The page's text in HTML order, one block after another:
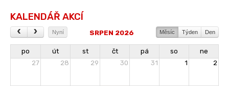
KALENDÁŘ AKCÍ
Nyní Měsíc Týden Den
SRPEN 2026
po út st čt pá so
ne
27
28 29 30 31 1 2